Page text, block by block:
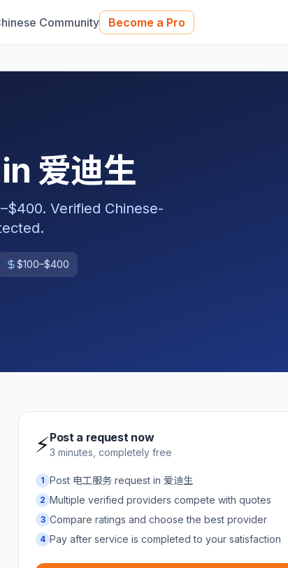
Community Become a Pro
爱迪生
Verified Chinese-
$100–$400
⚡Post a request now
3 minutes, completely free
1 Post 电工服务 request in 爱迪生
2 Multiple verified providers compete with quotes
3 Compare ratings and choose the best provider
4 Pay after service is completed to your satisfaction